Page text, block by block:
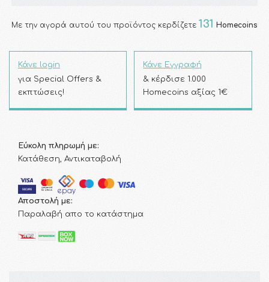
Με την αγορά αυτού του προϊόντος κερδίζετε 131 Homecoins
Κάνε login
για Special Offers &
εκπτώσεις!
Κάνε Εγγραφή
& κέρδισε 1.000
Homecoins αξίας 1€
Εύκολη πληρωμή με:
Κατάθεση, Αντικαταβολή
Αποστολή με:
Παραλαβή απο το κατάστημα